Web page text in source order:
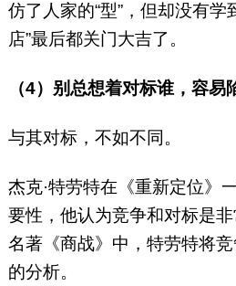
仿了人家的“型”，但却没有学
店”最后都关门大吉了。
（4）别总想着对标谁，容易
与其对标，不如不同。
杰克·特劳特在《重新定位》
要性，他认为竞争和对标是
名著《商战》中，特劳特将
的分析。